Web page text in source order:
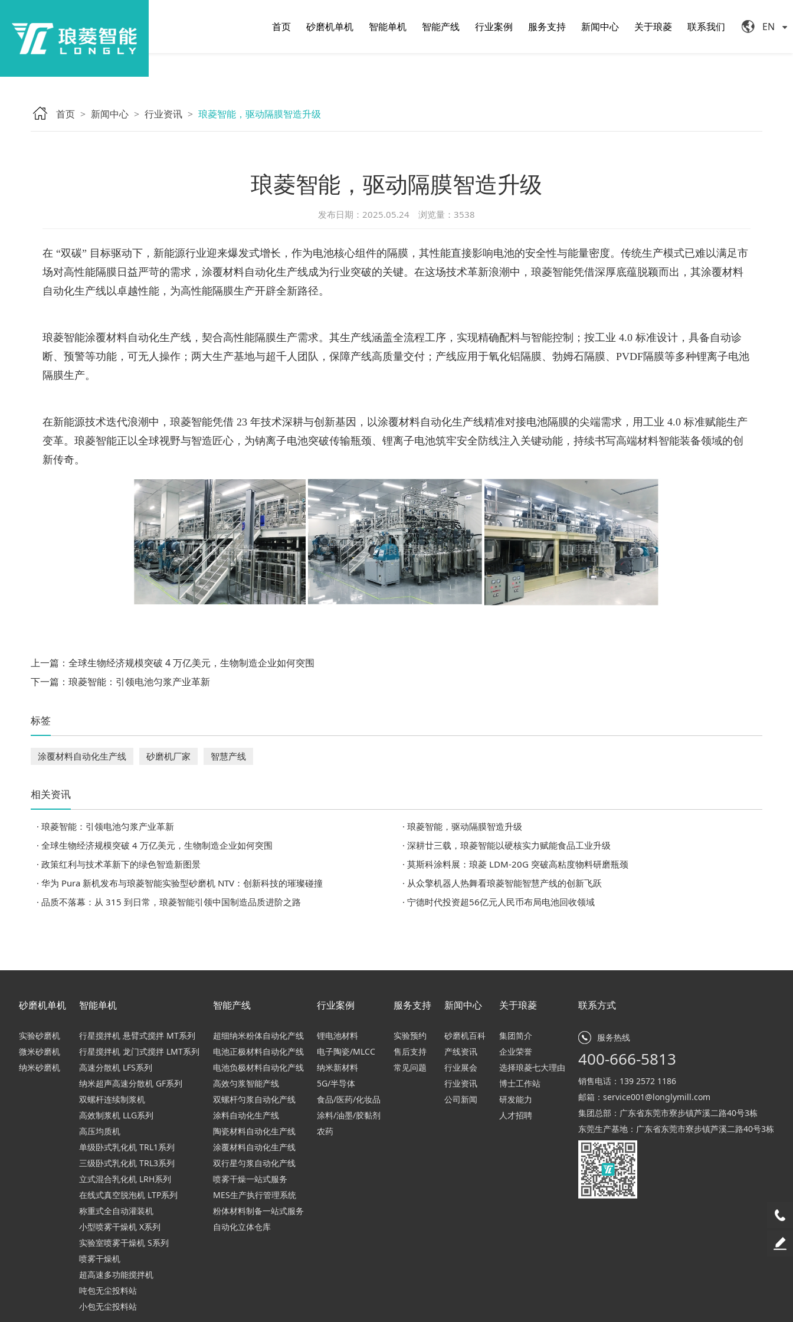
首页 砂磨机单机 智能单机 智能产线 行业案例 服务支持 新闻中心 关于琅菱 联系我们 EN
首页 > 新闻中心 > 行业资讯 > 琅菱智能，驱动隔膜智造升级
琅菱智能，驱动隔膜智造升级
发布日期：2025.05.24 浏览量： 3538
在 “双碳” 目标驱动下，新能源行业迎来爆发式增长，作为电池核心组件的隔膜，其性能直接影响电池的安全性与能量密度。传统生产模式已难以满足市
场对高性能隔膜日益严苛的需求，涂覆材料自动化生产线成为行业突破的关键。在这场技术革新浪潮中，琅菱智能凭借深厚底蕴脱颖而出，其涂覆材料
自动化生产线以卓越性能，为高性能隔膜生产开辟全新路径。
琅菱智能涂覆材料自动化生产线，契合高性能隔膜生产需求。其生产线涵盖全流程工序，实现精确配料与智能控制；按工业 4.0 标准设计，具备自动诊
断、预警等功能，可无人操作；两大生产基地与超千人团队，保障产线高质量交付；产线应用于氧化铝隔膜、勃姆石隔膜、PVDF隔膜等多种锂离子电池
隔膜生产。
在新能源技术迭代浪潮中，琅菱智能凭借 23 年技术深耕与创新基因，以涂覆材料自动化生产线精准对接电池隔膜的尖端需求，用工业 4.0 标准赋能生产
变革。琅菱智能正以全球视野与智造匠心，为钠离子电池突破传输瓶颈、锂离子电池筑牢安全防线注入关键动能，持续书写高端材料智能装备领域的创
新传奇。
上一篇： 全球生物经济规模突破 4 万亿美元，生物制造企业如何突围
下一篇： 琅菱智能：引领电池匀浆产业革新
标签
涂覆材料自动化生产线 砂磨机厂家 智慧产线
相关资讯
· 琅菱智能：引领电池匀浆产业革新
· 琅菱智能，驱动隔膜智造升级
· 全球生物经济规模突破 4 万亿美元，生物制造企业如何突围
· 深耕廿三载，琅菱智能以硬核实力赋能食品工业升级
· 政策红利与技术革新下的绿色智造新图景
· 莫斯科涂料展：琅菱 LDM-20G 突破高粘度物料研磨瓶颈
· 华为 Pura 新机发布与琅菱智能实验型砂磨机 NTV：创新科技的璀璨碰撞
· 从众擎机器人热舞看琅菱智能智慧产线的创新飞跃
· 品质不落幕：从 315 到日常，琅菱智能引领中国制造品质进阶之路
· 宁德时代投资超56亿元人民币布局电池回收领域
砂磨机单机
实验砂磨机
微米砂磨机
纳米砂磨机
智能单机
行星搅拌机 悬臂式搅拌 MT系列
行星搅拌机 龙门式搅拌 LMT系列
高速分散机 LFS系列
纳米超声高速分散机 GF系列
双螺杆连续制浆机
高效制浆机 LLG系列
高压均质机
单级卧式乳化机 TRL1系列
三级卧式乳化机 TRL3系列
立式混合乳化机 LRH系列
在线式真空脱泡机 LTP系列
称重式全自动灌装机
小型喷雾干燥机 X系列
实验室喷雾干燥机 S系列
喷雾干燥机
超高速多功能搅拌机
吨包无尘投料站
小包无尘投料站
智能产线
超细纳米粉体自动化产线
电池正极材料自动化产线
电池负极材料自动化产线
高效匀浆智能产线
双螺杆匀浆自动化产线
涂料自动化生产线
陶瓷材料自动化生产线
涂覆材料自动化生产线
双行星匀浆自动化产线
喷雾干燥一站式服务
MES生产执行管理系统
粉体材料制备一站式服务
自动化立体仓库
行业案例
锂电池材料
电子陶瓷/MLCC
纳米新材料
5G/半导体
食品/医药/化妆品
涂料/油墨/胶黏剂
农药
服务支持
实验预约
售后支持
常见问题
新闻中心
砂磨机百科
产线资讯
行业展会
行业资讯
公司新闻
关于琅菱
集团简介
企业荣誉
选择琅菱七大理由
博士工作站
研发能力
人才招聘
联系方式
服务热线
400-666-5813
销售电话： 139 2572 1186
邮箱： service001@longlymill.com
集团总部：广东省东莞市寮步镇芦溪二路40号3栋
东莞生产基地：广东省东莞市寮步镇芦溪二路40号3栋